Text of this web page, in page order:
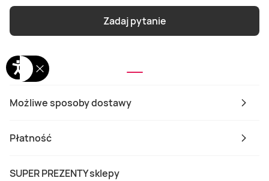
Możliwe sposoby dostawy
Płatność
SUPER PREZENTY sklepy
Zadaj pytanie